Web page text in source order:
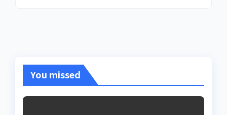
You missed